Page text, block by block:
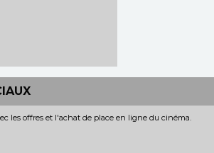
les offres et l'achat de place en ligne du cinéma.